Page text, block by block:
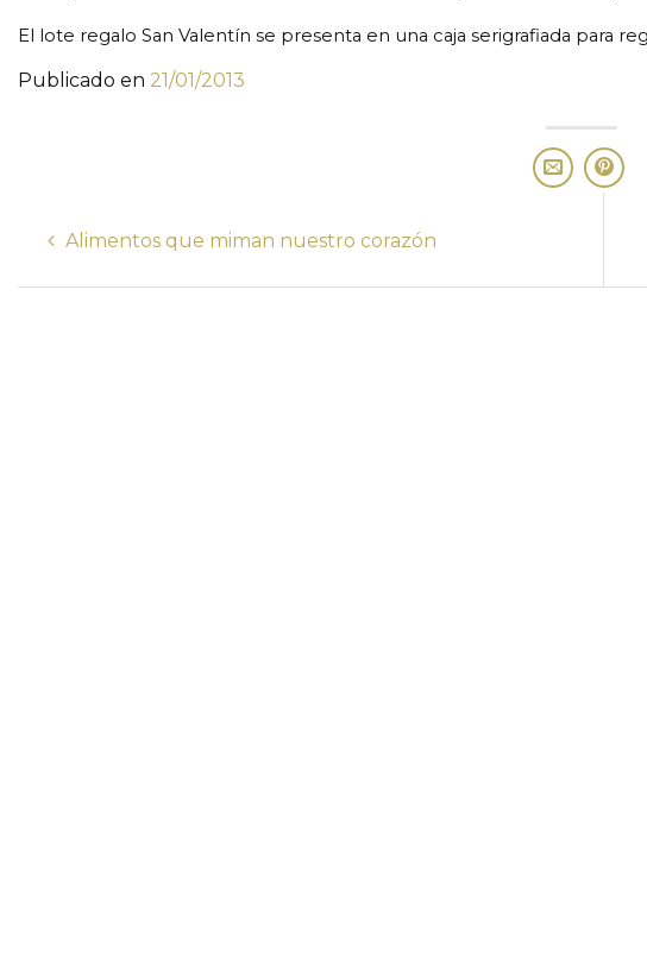
El lote regalo San Valentín se presenta en una caja serigrafiada para
Publicado en 21/01/2013
Alimentos que miman nuestro corazón